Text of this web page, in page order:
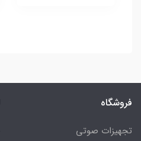
فروشگاه
تجهیزات صوتی